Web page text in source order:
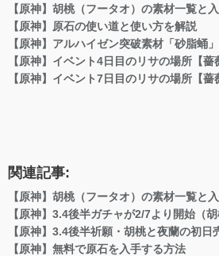
【原神】胡桃（フータオ）の素材一覧と
【原神】原石の使い道と使い方を解説
【原神】アルハイゼン突破素材「砂脂蛹
【原神】イベント4日目のリサの場所【薔
【原神】イベント7日目のリサの場所【薔
関連記事:
【原神】胡桃（フータオ）の素材一覧と
【原神】3.4後半ガチャが2/7より開始（胡
【原神】3.4後半祈願・胡桃と夜蘭の初日
【原神】無料で原石を入手する方法